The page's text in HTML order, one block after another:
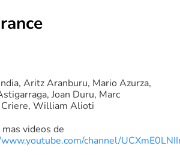
Aritz Aranburu, Mario Azurza,
Joan Duru, Marc
Criere, William Alioti
videos de
channel/